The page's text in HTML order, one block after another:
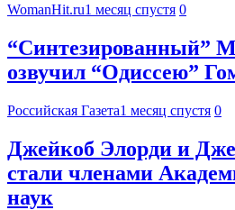
WomanHit.ru1 месяц спустя 0
“Синтезированный”
озвучил “Одиссею”
Российская Газета1 месяц спустя 0
Джейкоб Элорди и
стали членами
наук